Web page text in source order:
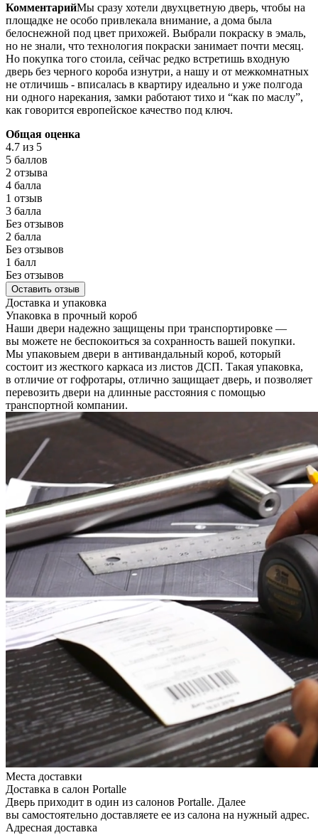
КомментарийМы сразу хотели двухцветную дверь, чтобы на
площадке не особо привлекала внимание, а дома была
белоснежной под цвет прихожей. Выбрали покраску в эмаль,
но не знали, что технология покраски занимает почти месяц.
Но покупка того стоила, сейчас редко встретишь входную
дверь без черного короба изнутри, а нашу и от межкомнатных
не отличишь - вписалась в квартиру идеально и уже полгода
ни одного нарекания, замки работают тихо и “как по маслу”,
как говорится европейское качество под ключ.
Общая оценка
4.7 из 5
5 баллов
2 отзыва
4 балла
1 отзыв
3 балла
Без отзывов
2 балла
Без отзывов
1 балл
Без отзывов
Оставить отзыв
Доставка и упаковка
Упаковка в прочный короб
Наши двери надежно защищены при транспортировке —
вы можете не беспокоиться за сохранность вашей покупки.
Мы упаковыем двери в антивандальный короб, который
состоит из жесткого каркаса из листов ДСП. Такая упаковка,
в отличие от гофротары, отлично защищает дверь, и позволяет
перевозить двери на длинные расстояния с помощью
транспортной компании.
Места доставки
Доставка в салон Portalle
Дверь приходит в один из салонов Portalle. Далее
вы самостоятельно доставляете ее из салона на нужный адрес.
Адресная доставка